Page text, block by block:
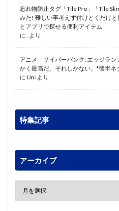
忘れ物防止タグ「Tile Pro」「Tile
みた! 難しい事考えず付けとくだけ
とアプリで探せる便利アイテム
に . より
アニメ「サイバーパンク: エッジラ
かく最高だ。それしかない。*後半ネ
に Uni より
特集記事
アーカイブ